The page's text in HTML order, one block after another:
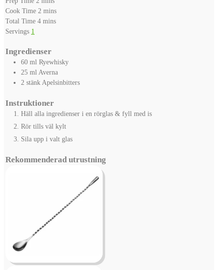
Cook Time 2 minutes
mins
Total Time 4minutes
mins
Servings 1
Ingredienser
60 ml Ryewhisky
25 mlAverna
2 stänkApelsinbitters
Instruktioner
Häll alla ingredienser i en rörglas & fyll med is
Rör tills väl kylt
Sila upp i valt glas
Rekommenderad utrustning